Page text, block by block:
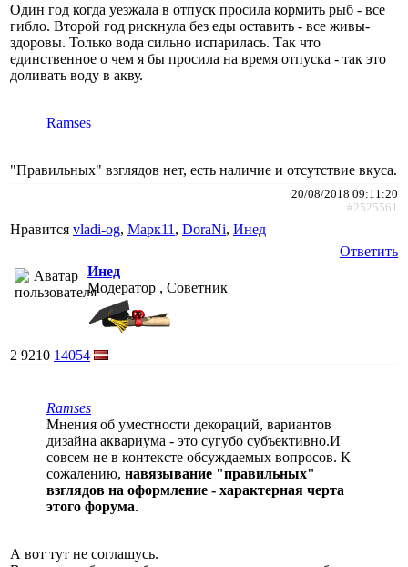
Один год когда уезжала в отпуск просила кормить рыб - все
гибло. Второй год рискнула без еды оставить - все живы-
здоровы. Только вода сильно испарилась. Так что
единственное о чем я бы просила на время отпуска - так это
доливать воду в акву.
Ramses
"Правильных" взглядов нет, есть наличие и отсутствие вкуса.
20/08/2018 09:11:20
#2525561
Нравится vladi-og, Марк11 , DoraNi, Инед
Ответить
Инед
Модератор , Советник
2 9210 14054
Ramses
Мнения об уместности декораций, вариантов
дизайна аквариума - это сугубо субъективно.И
совсем не в контексте обсуждаемых вопросов. К
сожалению, навязывание "правильных"
взглядов на оформление - характерная черта
этого форума.
А вот тут не соглашусь.